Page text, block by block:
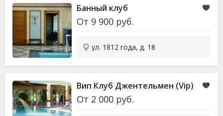
Банный клуб
От 9 900 руб.
ул. 1812 года, д. 18
Вип Клуб Джентельмен (Vip)
От 2 000 руб.